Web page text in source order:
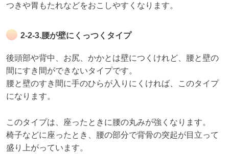
つきや胃もたれなどをおこしやすくなります。
2-2-3.腰が壁にくっつくタイプ
後頭部や背中、お尻、かかとは壁につくけれど、腰と壁の
間にすき間ができないタイプです。
腰と壁のすき間に手のひらが入りにくければ、このタイプ
になります。
このタイプは、座ったときに腰の丸みが強くなります。
椅子などに座ったとき、腰の部分で背骨の突起が目立って
盛り上がっています。